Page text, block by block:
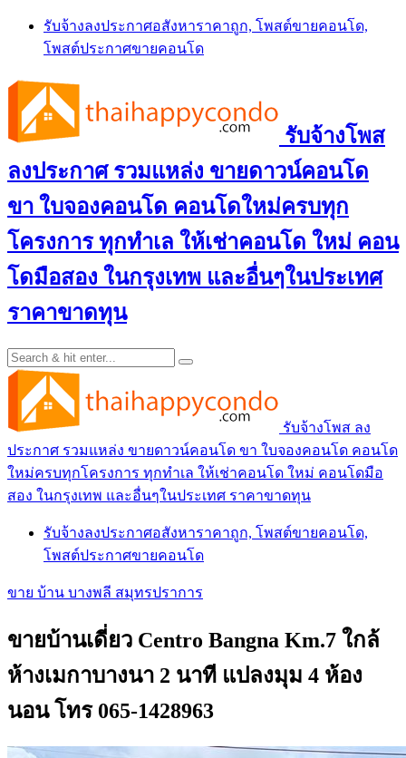
Skip
content
รับจ้างลงประกาศอสังหาราคาถูก, โพสต์ขายคอนโด,
โพสต์ประกาศขายคอนโด
รับจ้างโพส
ลงประกาศ รวมแหล่ง ขายดาวน์คอนโด
ขา ใบจองคอนโด คอนโดใหม่ครบทุก
โครงการ ทุกทำเล ให้เช่าคอนโด ใหม่ คอน
โดมือสอง ในกรุงเทพ และอื่นๆในประเทศ
ราคาขาดทุน
รับจ้างโพส ลง
ประกาศ รวมแหล่ง ขายดาวน์คอนโด ขา ใบจองคอนโด คอนโด
ใหม่ครบทุกโครงการ ทุกทำเล ให้เช่าคอนโด ใหม่ คอนโดมือ
สอง ในกรุงเทพ และอื่นๆในประเทศ ราคาขาดทุน
รับจ้างลงประกาศอสังหาราคาถูก, โพสต์ขายคอนโด,
โพสต์ประกาศขายคอนโด
ขาย บ้าน บางพลี สมุทรปราการ
ขายบ้านเดี่ยว Centro Bangna Km.7 ใกล้
ห้างเมกาบางนา 2 นาที แปลงมุม 4 ห้อง
นอน โทร 065-1428963